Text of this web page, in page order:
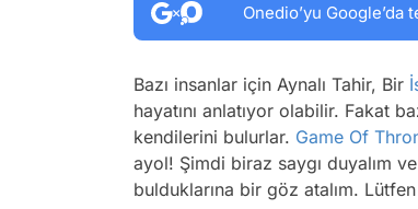
Onedio’yu
Bazı insanlar için Aynalı Tahir, Bir
hayatını anlatıyor olabilir. Fakat
kendilerini bulurlar. Game Of
ayol! Şimdi biraz saygı duyalım
bulduklarına bir göz atalım. Lütfen